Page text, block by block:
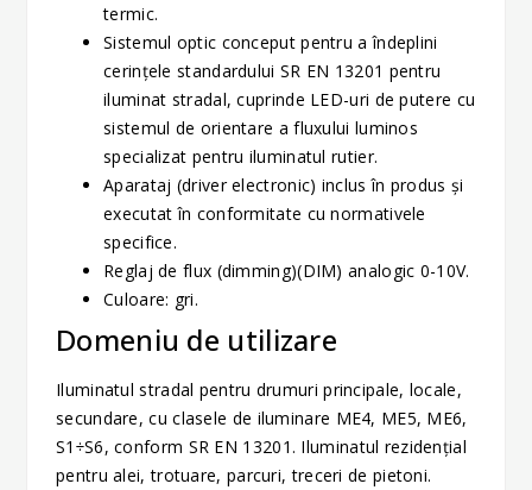
termic.
Sistemul optic conceput pentru a îndeplini
cerinţele standardului SR EN 13201 pentru
iluminat stradal, cuprinde LED-uri de putere cu
sistemul de orientare a fluxului luminos
specializat pentru iluminatul rutier.
Aparataj (driver electronic) inclus în produs şi
executat în conformitate cu normativele
specifice.
Reglaj de flux (dimming)(DIM) analogic 0-10V.
Culoare: gri.
Domeniu de utilizare
Iluminatul stradal pentru drumuri principale, locale,
secundare, cu clasele de iluminare ME4, ME5, ME6,
S1÷S6, conform SR EN 13201. Iluminatul rezidenţial
pentru alei, trotuare, parcuri, treceri de pietoni.